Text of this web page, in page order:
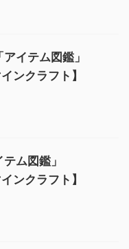
イテム図鑑」
ンクラフト】
ム図鑑」
ンクラフト】